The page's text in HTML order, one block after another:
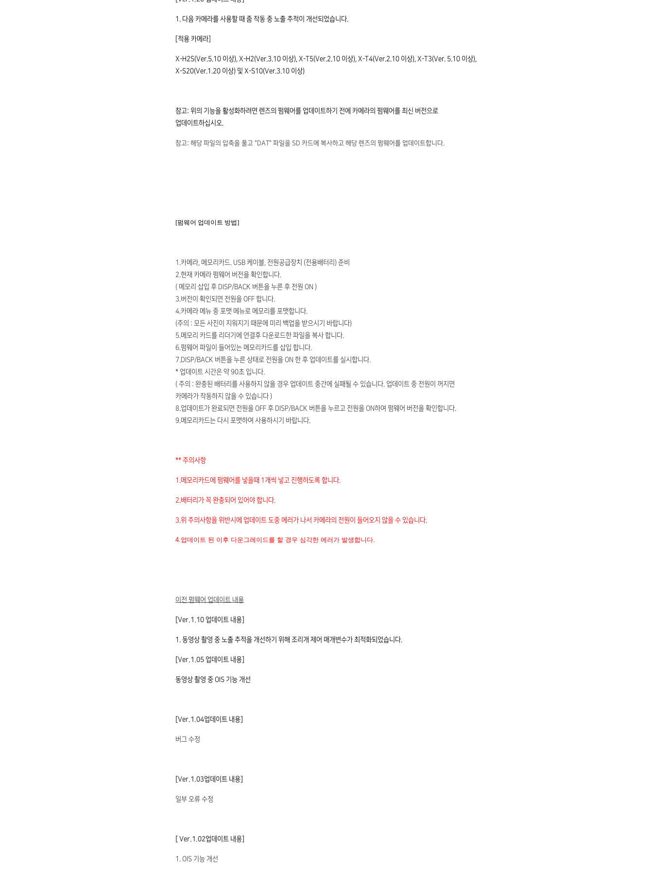
1. 다음 카메라를 사용할 때 줌 작동 중 노출 추적이 개선되었습니다.
[적용 카메라]
X-H2S(Ver.5.10 이상), X-H2(Ver.3.10 이상), X-T5(Ver.2.10 이상), X-T4(Ver.2.10 이상), X-T3(Ver. 5.10 이상),
X-S20(Ver.1.20 이상) 및 X-S10(Ver.3.10 이상)
참고: 위의 기능을 활성화하려면 렌즈의 펌웨어를 업데이트하기 전에 카메라의 펌웨어를 최신 버전으로
업데이트하십시오.
참고: 해당 파일의 압축을 풀고 "DAT" 파일을 SD 카드에 복사하고 해당 렌즈의 펌웨어를 업데이트합니다.
[펌웨어 업데이트 방법]
1.카메라, 메모리카드. USB 케이블, 전원공급장치 (전용배터리) 준비
2.현재 카메라 펌웨어 버전을 확인합니다.
( 메모리 삽입 후 DISP/BACK 버튼을 누른 후 전원 ON )
3.버전이 확인되면 전원을 OFF 합니다.
4.카메라 메뉴 중 포맷 메뉴로 메모리를 포맷합니다.
(주의 : 모든 사진이 지워지기 때문에 미리 백업을 받으시기 바랍니다)
5.메모리 카드를 리더기에 연결후 다운로드한 파일을 복사 합니다.
6.펌웨어 파일이 들어있는 메모리카드를 삽입 합니다.
7.DISP/BACK 버튼을 누른 상태로 전원을 ON 한 후 업데이트를 실시합니다.
* 업데이트 시간은 약 90초 입니다.
( 주의 : 완충된 배터리를 사용하지 않을 경우 업데이트 중간에 실패될 수 있습니다. 업데이트 중 전원이 꺼지면
카메라가 작동하지 않을 수 있습니다 )
8.업데이트가 완료되면 전원을 OFF 후 DISP/BACK 버튼을 누르고 전원을 ON하여 펌웨어 버전을 확인합니다.
9.메모리카드는 다시 포맷하여 사용하시기 바랍니다.
** 주의사항
1.메모리카드에 펌웨어를 넣을때 1개씩 넣고 진행하도록 합니다.
2.배터리가 꼭 완충되어 있어야 합니다.
3.위 주의사항을 위반시에 업데이트 도중 에러가 나서 카메라의 전원이 들어오지 않을 수 있습니다.
4.업데이트 된 이후 다운그레이드를 할 경우 심각한 에러가 발생합니다.
이전 펌웨어 업데이트 내용
Ver.1.10 업데이트 내용]
1. 동영상 촬영 중 노출 추적을 개선하기 위해 조리개 제어 매개변수가 최적화되었습니다.
Ver.1.05 업데이트 내용]
동영상 촬영 중 OIS 기능 개선
[Ver.1.04업데이트 내용]
버그 수정
[Ver.1.03업데이트 내용]
일부 오류 수정
[ Ver.1.02업데이트 내용]
1. OIS 기능 개선